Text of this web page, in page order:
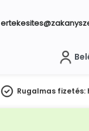
Rugalmas fizetés: